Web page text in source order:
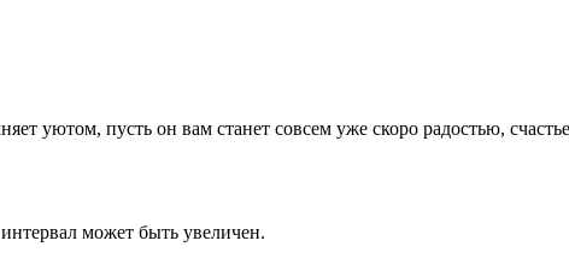
уютом, пусть он вам станет совсем уже скоро радостью,
может быть увеличен.